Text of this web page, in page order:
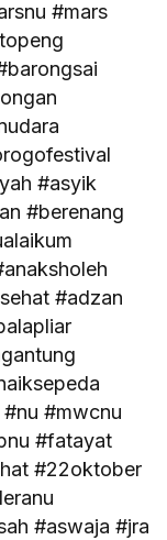
#mars
#asyik
#berenang
#adzan
#mwcnu
#fatayat
#22oktober
#aswaja #jra